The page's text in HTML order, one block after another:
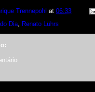
Trennepohl at 06:33
Dia, Renato Lührs